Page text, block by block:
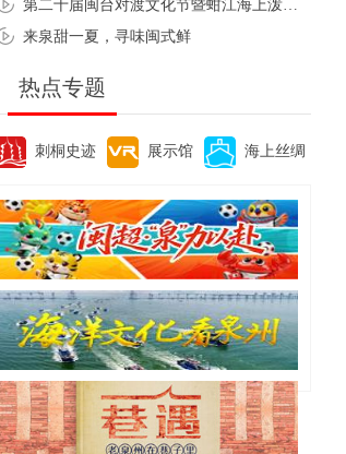
来泉甜一夏，寻味闽式鲜
热点专题
刺桐史迹 展示馆 海上丝绸
便民资讯